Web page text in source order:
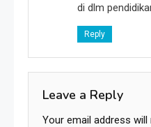
di dlm
Reply
Leave a Reply
Your email address will